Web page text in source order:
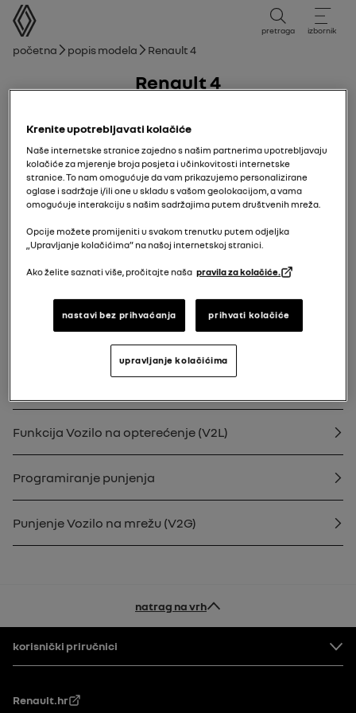
korisnički priručnik
pretraga izbornik
mrvice
Početna Popis modela Renault 4
Renault 4
Ručnik Upozorenja vodič u PDF-u
Renault 4 Upoznajte svoje vozilo Električno vozilo
Dodaj u favorite
Dijeli
Važne preporuke
Funkcija Vozilo na opterećenje (V2L)
Programiranje punjenja
Punjenje Vozilo na mrežu (V2G)
natrag na vrh
Podnožje
korisnički priručnici
Renault.hr
Krenite upotrebljavati kolačiće
Naše internetske stranice zajedno s našim partnerima upotrebljavaju
kolačiće za mjerenje broja posjeta i učinkovitosti internetske
stranice. To nam omogućuje da vam prikazujemo personalizirane
oglase i sadržaje i/ili one u skladu s vašom geolokacijom, a vama
omogućuje interakciju s našim sadržajima putem društvenih mreža.
Opcije možete promijeniti u svakom trenutku putem odjeljka
„Upravljanje kolačićima” na našoj internetskoj stranici.
Ako želite saznati više, pročitajte naša pravila za kolačiće.
nastavi bez prihvaćanja prihvati kolačiće
upravljanje kolačićima